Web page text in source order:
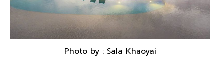
Photo by : Sala Khaoyai